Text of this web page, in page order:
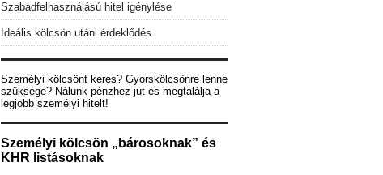
Szabadfelhasználású hitel igénylése
Ideális kölcsön utáni érdeklődés
Személyi kölcsönt keres? Gyorskölcsönre lenne
szüksége? Nálunk pénzhez jut és megtalálja a
legjobb személyi hitelt!
Személyi kölcsön „bárosoknak” és
KHR listásoknak